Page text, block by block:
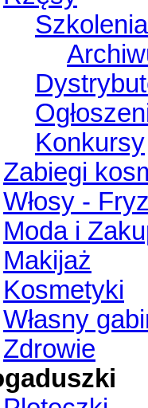
Konkursy
Zabiegi
Włosy -
Moda i
Makijaż
Kosmetyki
Własny
Zdrowie